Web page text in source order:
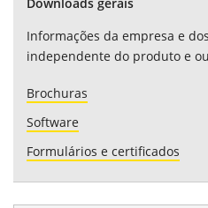
Downloads gerais
Informações da empresa e
independente do produto e
Brochuras
Software
Formulários e certificados